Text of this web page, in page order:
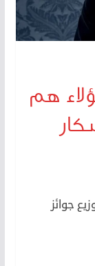
هم
جوائز